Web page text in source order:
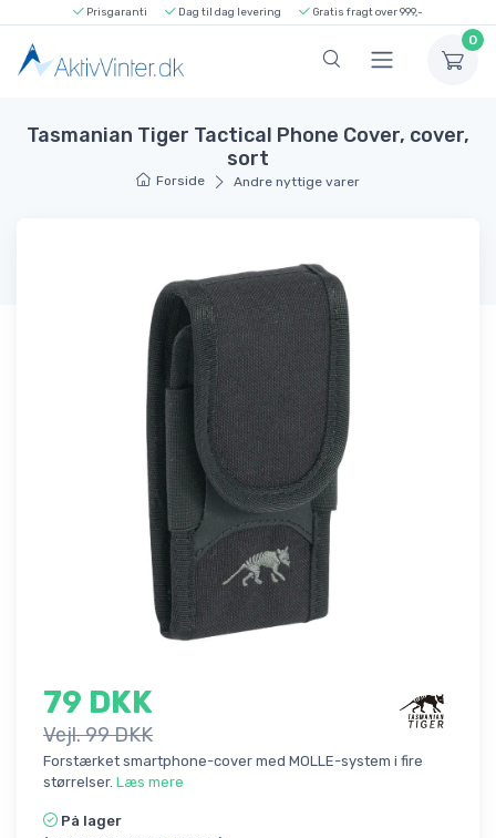
Prisgaranti Dag til dag levering Gratis fragt over 999,-
0
Tasmanian Tiger Tactical Phone Cover, cover,
sort
Forside Andre nyttige varer
79 DKK
Vejl. 99 DKK
Forstærket smartphone-cover med MOLLE-system i fire
størrelser. Læs mere
På lager